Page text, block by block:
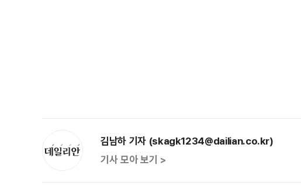
김남하 기자 (skagk1234@dailian.co.kr)
기사 모아 보기 >